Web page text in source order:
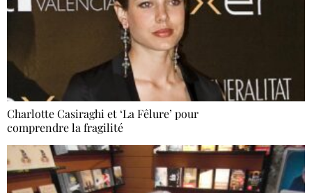
Charlotte Casiraghi et ‘La Fêlure’ pour
comprendre la fragilité